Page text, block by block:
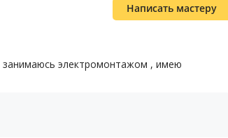
Написать мастеру
занимаюсь электромонтажом , имею